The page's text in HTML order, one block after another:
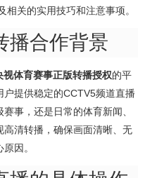
关的实用技巧和注意事项。
播合作背景
视体育赛事正版转播授权的平
提供稳定的CCTV5频道直播
事，还是日常的体育新闻、
清转播，确保画面清晰、无
因。